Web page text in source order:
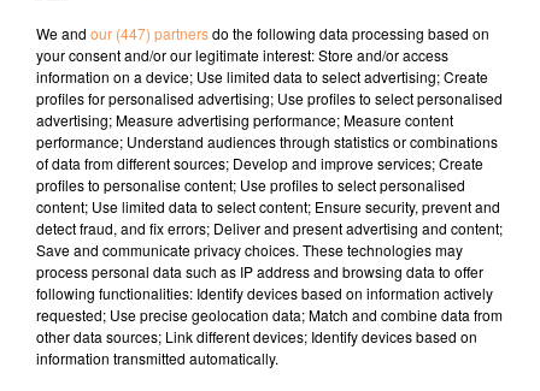
Page Facebook :La Rue des Cordeliers
Instagram :@la_rue_des_cordeliers
TITRES DIFFUSÉS
We and our (447) partnersdo the following data processing based on
your consent and/or our legitimate interest: Store and/or access
information on a device; Use limited data to select advertising; Create
profiles for personalised advertising; Use profiles to select personalised
advertising; Measure advertising performance; Measure content
performance; Understand audiences through statistics or combinations
of data from different sources; Develop and improve services; Create
profiles to personalise content; Use profiles to select personalised
content; Use limited data to select content; Ensure security, prevent and
detect fraud, and fix errors; Deliver and present advertising and content;
Save and communicate privacy choices. These technologies may
process personal data such as IP address and browsing data to offer
following functionalities: Identify devices based on information actively
requested; Use precise geolocation data; Match and combine data from
other data sources; Link different devices; Identify devices based on
information transmitted automatically.